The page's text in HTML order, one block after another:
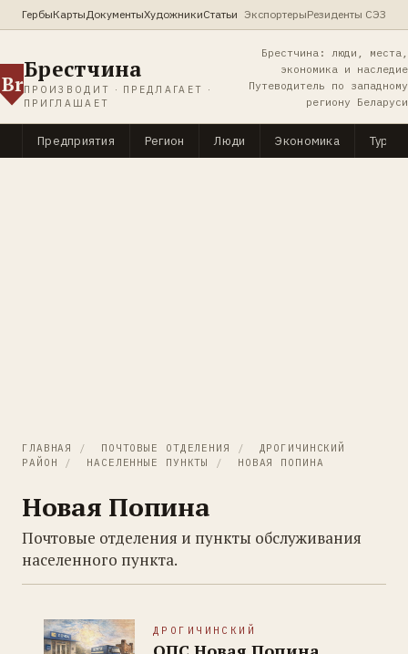
ГербыКартыДокументыХудожникиСтатьи ЭкспортерыРезиденты СЭЗ
Br
Брестчина
ПРОИЗВОДИТ · ПРЕДЛАГАЕТ ·
ПРИГЛАШАЕТ
Брестчина: люди, места,
экономика и наследие
Путеводитель по западному
региону Беларуси
Предприятия Регион Люди Экономика
ГЛАВНАЯ / ПОЧТОВЫЕ ОТДЕЛЕНИЯ /
ДРОГИЧИНСКИЙ
РАЙОН
/ НАСЕЛЕННЫЕ ПУНКТЫ / НОВАЯ ПОПИНА
Новая Попина
Почтовые отделения и пункты обслуживания
населенного пункта.
ДРОГИЧИНСКИЙ